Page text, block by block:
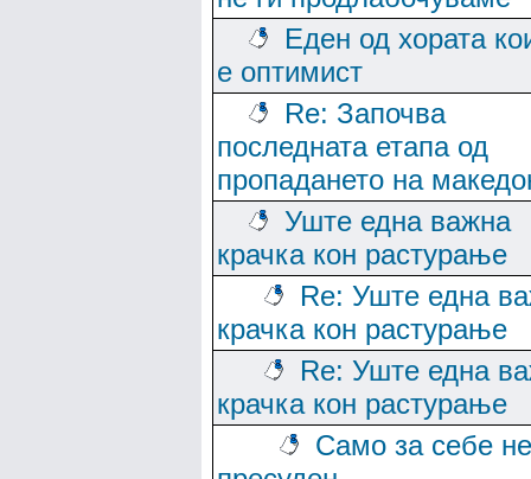
Еден од хората
е оптимист
Re: Започва
последната етапа од
пропадането на
Уште една важна
крачка кон растурање
Re: Уште една
крачка кон растурање
Re: Уште една
крачка кон растурање
Само за себе